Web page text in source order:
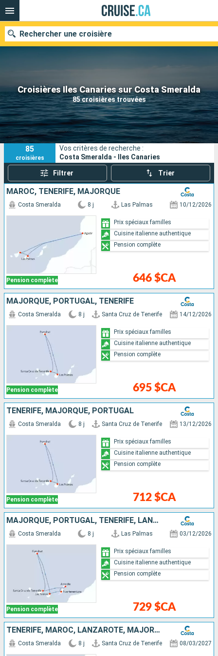
Croisières Iles Canaries sur Costa Smeralda
85 croisières trouvées
Rechercher une croisière
Nos destinations
Mois de départ
Ports Compagnies
Rechercher
85
croisières
Vos critères de recherche :
Costa Smeralda - Iles Canaries
Filtrer Trier
MAROC, TENERIFE, MAJORQUE
Pension complète
Costa Smeralda 8 j Las Palmas 10/12/2026
646 $CA
Prix spéciaux familles
Cuisine italienne authentique
Pension complète
MAJORQUE, PORTUGAL, TENERIFE
Pension complète
Costa Smeralda 8 j Santa Cruz de Tenerife 14/12/2026
695 $CA
Prix spéciaux familles
Cuisine italienne authentique
Pension complète
TENERIFE, MAJORQUE, PORTUGAL
Pension complète
Costa Smeralda 8 j Santa Cruz de Tenerife 13/12/2026
712 $CA
Prix spéciaux familles
Cuisine italienne authentique
Pension complète
MAJORQUE, PORTUGAL, TENERIFE, LANZAROTE, FUERTEVENTURA
Pension complète
Costa Smeralda 8 j Las Palmas 03/12/2026
729 $CA
Prix spéciaux familles
Cuisine italienne authentique
Pension complète
TENERIFE, MAROC, LANZAROTE, MAJORQUE, FUERTEVENTURA
Costa Smeralda 8 j Santa Cruz de Tenerife 08/03/2027